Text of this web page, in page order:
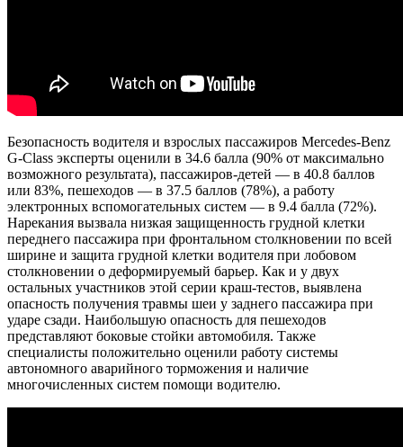
Безопасность водителя и взрослых пассажиров Mercedes-Benz
G-Class эксперты оценили в 34.6 балла (90% от максимально
возможного результата), пассажиров-детей — в 40.8 баллов
или 83%, пешеходов — в 37.5 баллов (78%), а работу
электронных вспомогательных систем — в 9.4 балла (72%).
Нарекания вызвала низкая защищенность грудной клетки
переднего пассажира при фронтальном столкновении по всей
ширине и защита грудной клетки водителя при лобовом
столкновении о деформируемый барьер. Как и у двух
остальных участников этой серии краш-тестов, выявлена
опасность получения травмы шеи у заднего пассажира при
ударе сзади. Наибольшую опасность для пешеходов
представляют боковые стойки автомобиля. Также
специалисты положительно оценили работу системы
автономного аварийного торможения и наличие
многочисленных систем помощи водителю.